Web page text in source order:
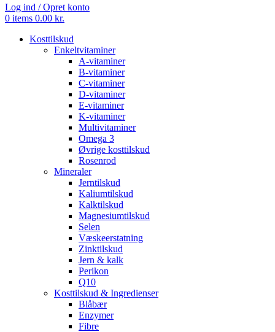
Log ind / Opret konto
0 items 0.00 kr.
Kosttilskud
Enkeltvitaminer
A-vitaminer
B-vitaminer
C-vitaminer
D-vitaminer
E-vitaminer
K-vitaminer
Multivitaminer
Omega 3
Øvrige kosttilskud
Rosenrod
Mineraler
Jerntilskud
Kaliumtilskud
Kalktilskud
Magnesiumtilskud
Selen
Væskeerstatning
Zinktilskud
Jern & kalk
Perikon
Q10
Kosttilskud & Ingredienser
Blåbær
Enzymer
Fibre